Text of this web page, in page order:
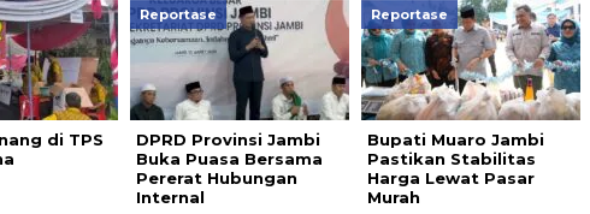
di TPS
Reportase
DPRD Provinsi Jambi
Buka Puasa Bersama
Pererat Hubungan
Internal
Reportase
Bupati Muaro Jambi
Pastikan Stabilitas
Harga Lewat Pasar
Murah